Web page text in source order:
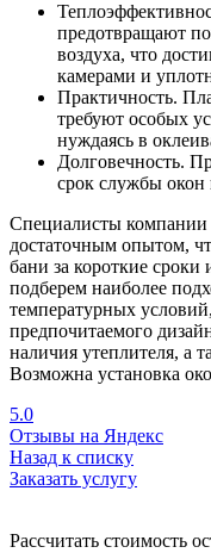
предотвращают
воздуха, что
камерами и
Практичность.
требуют особых
нуждаясь в
Долговечность.
срок службы
Специалисты
достаточным опытом,
бани за короткие
подберем наиболее
температурных
предпочитаемого
наличия утеплителя, а
Возможна установка
5.0
Отзывы на Яндекс
Назад к списку
Заказать услугу
Рассчитать стоимость